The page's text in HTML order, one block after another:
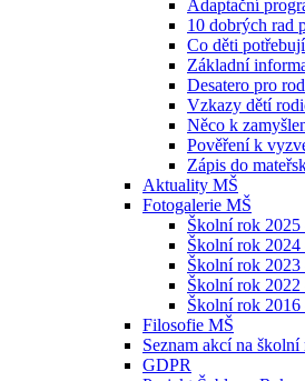
Adaptační
10 dobrých rad
Co děti
Základní
Desatero pro
Vzkazy dětí
Něco k
Pověření k
Zápis do
Aktuality MŠ
Fotogalerie MŠ
Školní rok 2025
Školní rok 2024
Školní rok 2023
Školní rok 2022
Školní rok 2016
Filosofie MŠ
Seznam akcí na
GDPR